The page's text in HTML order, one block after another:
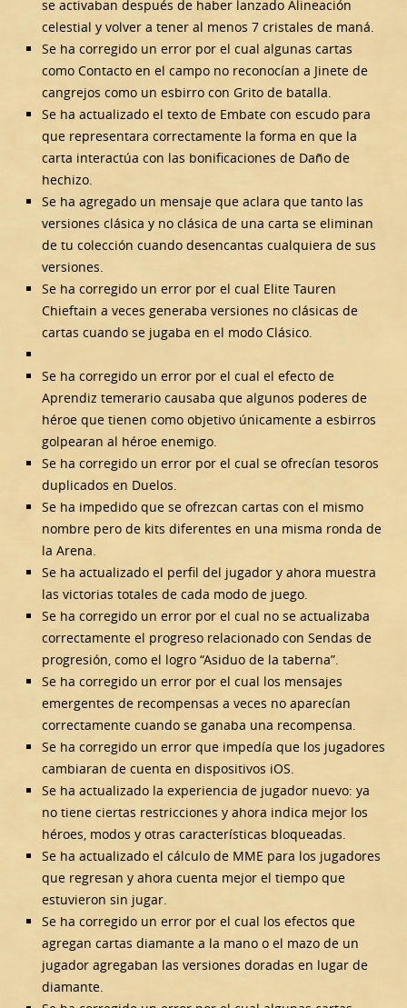
se activaban después de haber lanzado Alineación
celestial y volver a tener al menos 7 cristales de maná.
Se ha corregido un error por el cual algunas cartas
como Contacto en el campo no reconocían a Jinete de
cangrejos como un esbirro con Grito de batalla.
Se ha actualizado el texto de Embate con escudo para
que representara correctamente la forma en que la
carta interactúa con las bonificaciones de Daño de
hechizo.
Se ha agregado un mensaje que aclara que tanto las
versiones clásica y no clásica de una carta se eliminan
de tu colección cuando desencantas cualquiera de sus
versiones.
Se ha corregido un error por el cual Elite Tauren
Chieftain a veces generaba versiones no clásicas de
cartas cuando se jugaba en el modo Clásico.
Se ha corregido un error por el cual el efecto de
Aprendiz temerario causaba que algunos poderes de
héroe que tienen como objetivo únicamente a esbirros
golpearan al héroe enemigo.
Se ha corregido un error por el cual se ofrecían tesoros
duplicados en Duelos.
Se ha impedido que se ofrezcan cartas con el mismo
nombre pero de kits diferentes en una misma ronda de
la Arena.
Se ha actualizado el perfil del jugador y ahora muestra
las victorias totales de cada modo de juego.
Se ha corregido un error por el cual no se actualizaba
correctamente el progreso relacionado con Sendas de
progresión, como el logro “Asiduo de la taberna”.
Se ha corregido un error por el cual los mensajes
emergentes de recompensas a veces no aparecían
correctamente cuando se ganaba una recompensa.
Se ha corregido un error que impedía que los jugadores
cambiaran de cuenta en dispositivos iOS.
Se ha actualizado la experiencia de jugador nuevo: ya
no tiene ciertas restricciones y ahora indica mejor los
héroes, modos y otras características bloqueadas.
Se ha actualizado el cálculo de MME para los jugadores
que regresan y ahora cuenta mejor el tiempo que
estuvieron sin jugar.
Se ha corregido un error por el cual los efectos que
agregan cartas diamante a la mano o el mazo de un
jugador agregaban las versiones doradas en lugar de
diamante.